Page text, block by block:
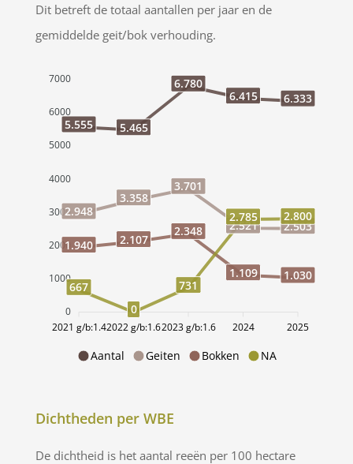
Dit betreft de totaal aantallen per jaar en de
gemiddelde geit/bok verhouding.
Aantal Geiten Bokken NA
7000
6000
5000
4000
3000
2000
1000
0
5.555 5.465
6.780
6.415
6.333
2.948
3.358
3.701
2.521
2.503
1.940
2.107
2.348
1.109
1.030
667
0
731
2.785 2.800
2021 g/b:1.42022 g/b:1.62023 g/b:1.6 2024 2025
Dichtheden per WBE
De dichtheid is het aantal reeën per 100 hectare